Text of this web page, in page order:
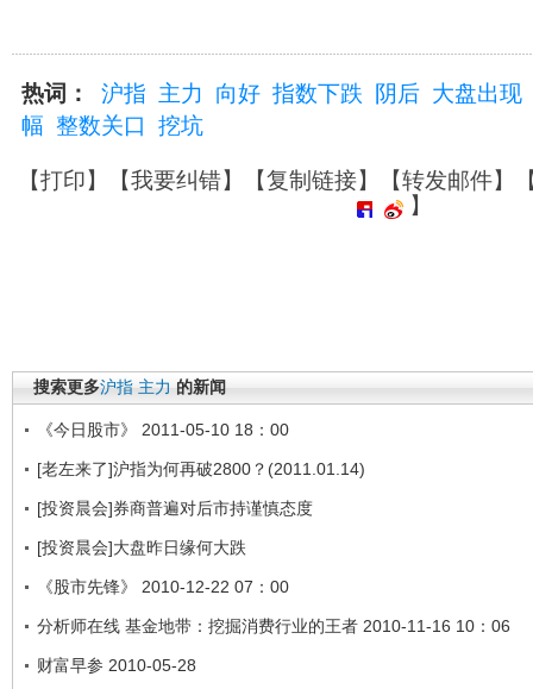
热词： 沪指 主力 向好 指数下跌 阴后 大盘出现
幅 整数关口 挖坑
【打印】【我要纠错】【复制链接】【转发邮件】
】
搜索更多沪指 主力 的新闻
《今日股市》 2011-05-10 18：00
[老左来了]沪指为何再破2800？(2011.01.14)
[投资晨会]券商普遍对后市持谨慎态度
[投资晨会]大盘昨日缘何大跌
《股市先锋》 2010-12-22 07：00
分析师在线 基金地带：挖掘消费行业的王者 2010-11-16 10：06
财富早参 2010-05-28